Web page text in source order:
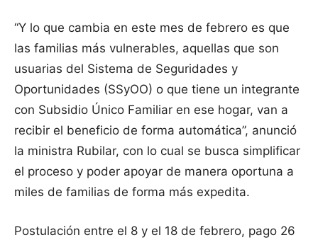
“Y lo que cambia en este mes de febrero es que
las familias más vulnerables, aquellas que son
usuarias del Sistema de Seguridades y
Oportunidades (SSyOO) o que tiene un integrante
con Subsidio Único Familiar en ese hogar, van a
recibir el beneficio de forma automática”, anunció
la ministra Rubilar, con lo cual se busca simplificar
el proceso y poder apoyar de manera oportuna a
miles de familias de forma más expedita.
Postulación entre el 8 y el 18 de febrero, pago 26